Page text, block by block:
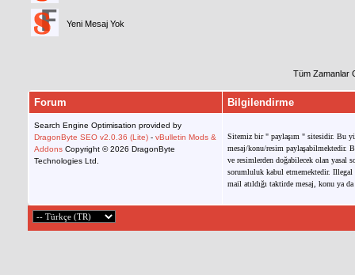
Yeni Mesaj Yok
Tüm Zamanlar
Forum Bilgilendirme
Search Engine Optimisation provided by
DragonByte SEO v2.0.36 (Lite) - vBulletin Mods &
Addons Copyright © 2026 DragonByte
Technologies Ltd.
Sitemiz bir " paylaşım " sitesidir. Bu
mesaj/konu/resim paylaşabilmektedir.
ve resimlerden doğabilecek olan yasal
sorumluluk kabul etmemektedir.
mail atıldığı taktirde mesaj, konu ya